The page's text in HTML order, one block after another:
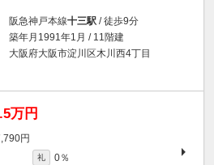
阪急神戸本線十三駅 / 徒歩9分
築年月1991年1月 / 11階建
大阪府大阪市淀川区木川西4丁目
万円
円
礼
0％